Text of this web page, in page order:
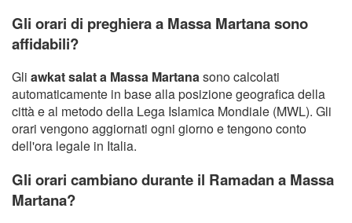
Gli orari di preghiera a Massa Martana sono
affidabili?
Gli awkat salat a Massa Martanasono calcolati
automaticamente in base alla posizione geografica della
città e al metodo della Lega Islamica Mondiale (MWL). Gli
orari vengono aggiornati ogni giorno e tengono conto
dell'ora legale in Italia.
Gli orari cambiano durante il Ramadan a Massa
Martana?